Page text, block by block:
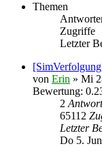
Themen
Zugriffe
Letzter
von Erin » Mi
Bewertung:
2
65112
Letzter
Do 5.